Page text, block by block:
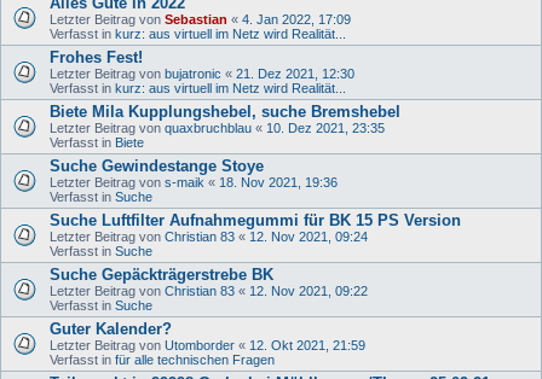
Letzter Beitrag von Sebastian « 4. Jan 2022, 17:09
Verfasst in kurz: aus virtuell im Netz wird Realität...
Frohes Fest!
Letzter Beitrag von bujatronic « 21. Dez 2021, 12:30
Verfasst in kurz: aus virtuell im Netz wird Realität...
Biete Mila Kupplungshebel, suche Bremshebel
Letzter Beitrag von quaxbruchblau « 10. Dez 2021, 23:35
Verfasst in Biete
Suche Gewindestange Stoye
Letzter Beitrag von s-maik « 18. Nov 2021, 19:36
Verfasst in Suche
Suche Luftfilter Aufnahmegummi für BK 15 PS Version
Letzter Beitrag von Christian 83 « 12. Nov 2021, 09:24
Verfasst in Suche
Suche Gepäckträgerstrebe BK
Letzter Beitrag von Christian 83 « 12. Nov 2021, 09:22
Verfasst in Suche
Guter Kalender?
Letzter Beitrag von Utomborder « 12. Okt 2021, 21:59
Verfasst in für alle technischen Fragen